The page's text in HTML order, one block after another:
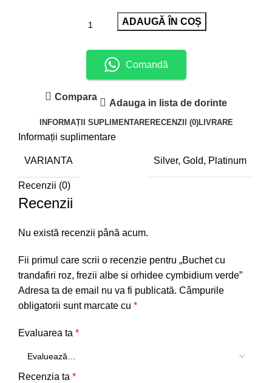
ADAUGĂ ÎN COȘ
Comandă
Compara
Adauga in lista de dorinte
INFORMAȚII SUPLIMENTARERECENZII (0)LIVRARE
Informații suplimentare
VARIANTA Silver, Gold, Platinum
Recenzii (0)
Recenzii
Nu există recenzii până acum.
Fii primul care scrii o recenzie pentru „Buchet cu
trandafiri roz, frezii albe si orhidee cymbidium verde”
Adresa ta de email nu va fi publicată. Câmpurile
obligatorii sunt marcate cu *
Evaluarea ta *
Recenzia ta *